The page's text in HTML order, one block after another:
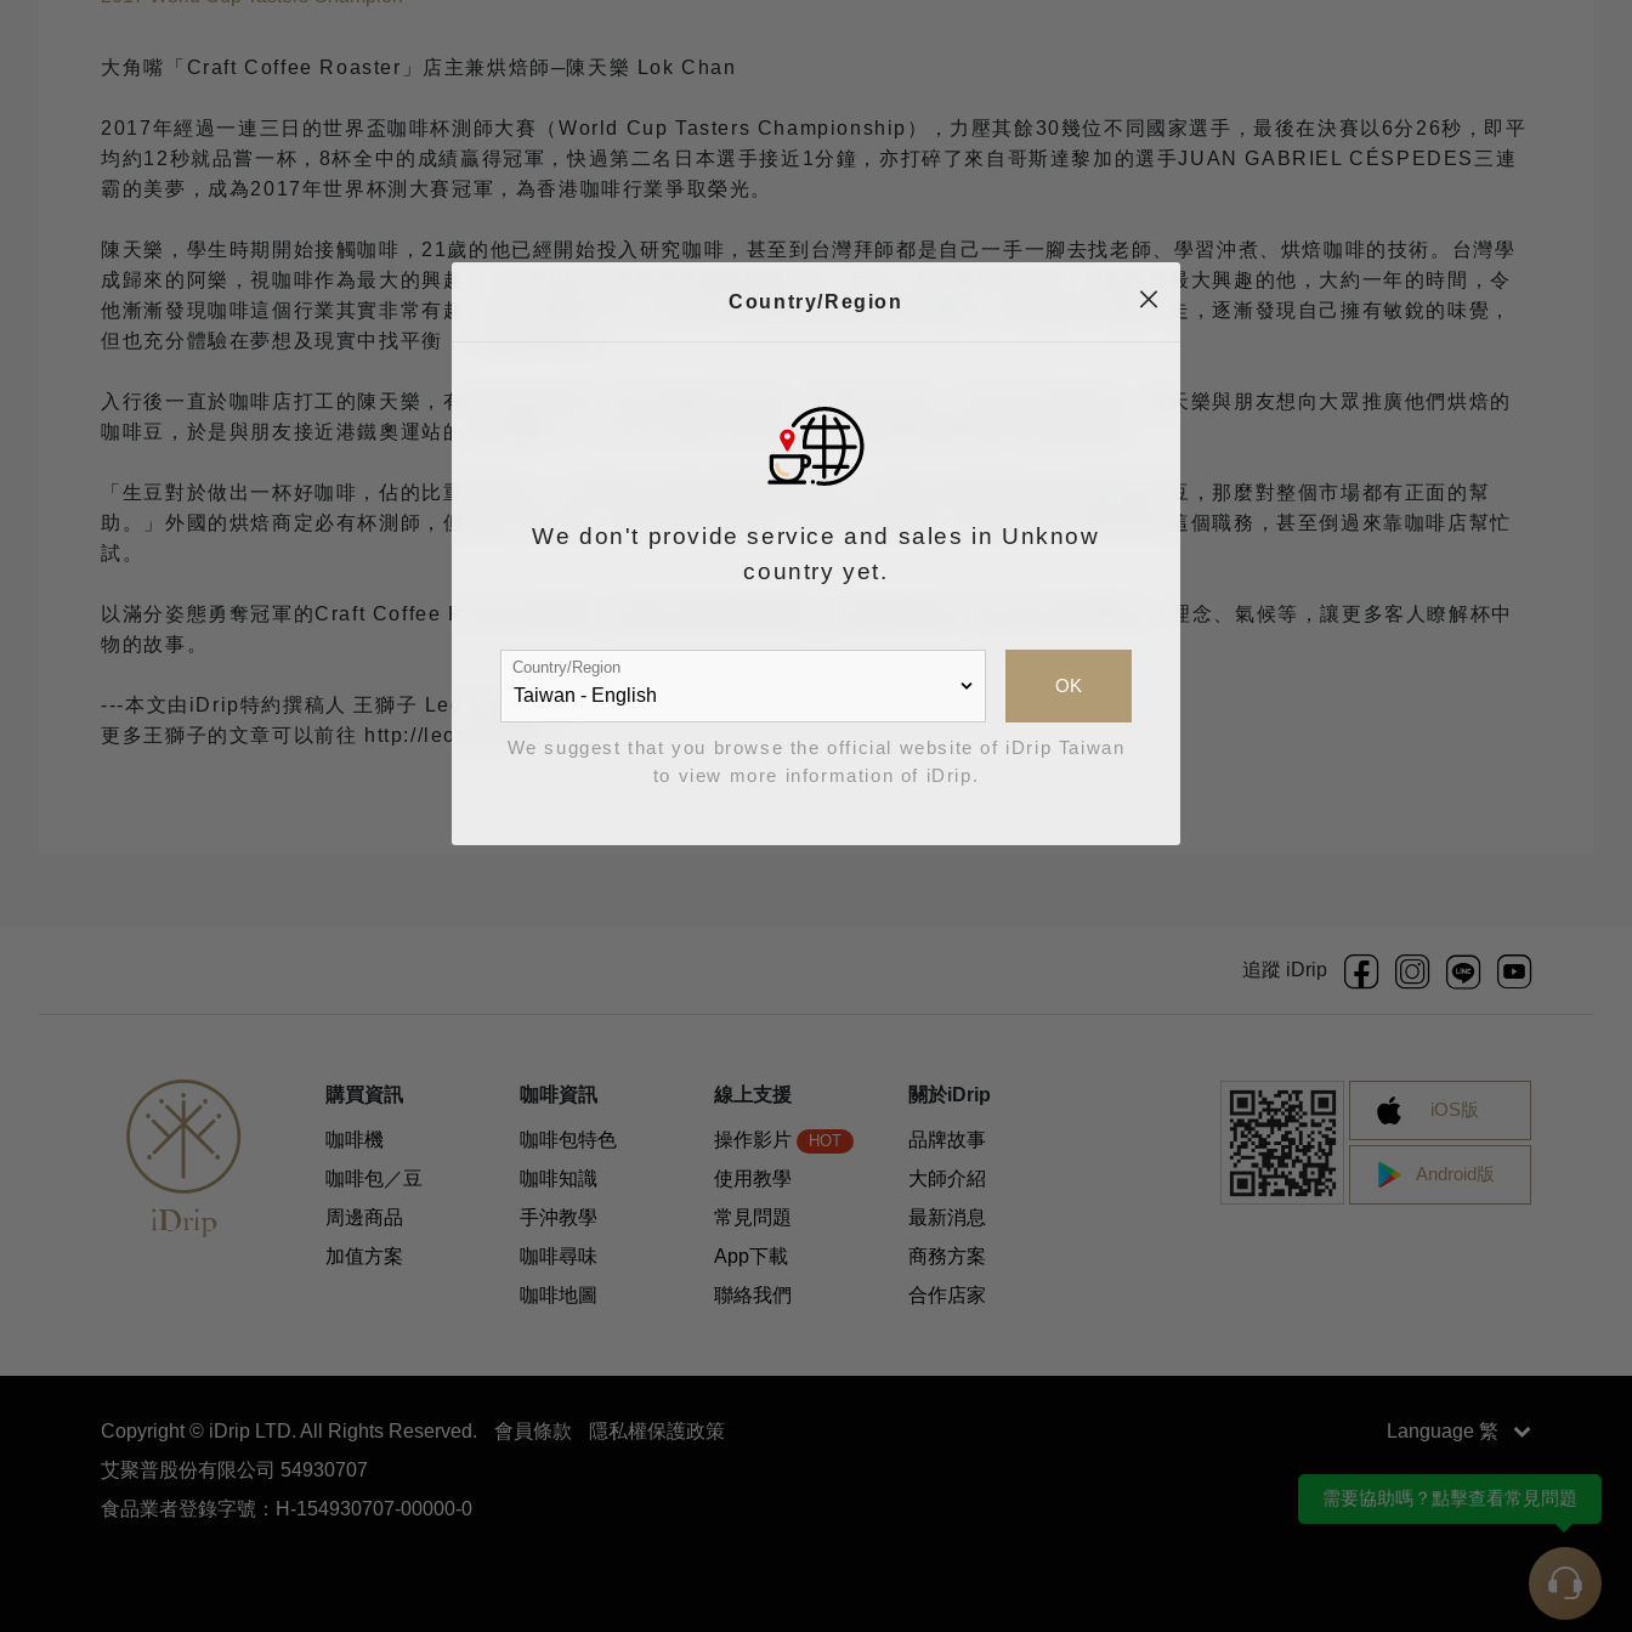
大角嘴「Craft Coffee Roaster」店主兼烘焙師─陳天樂 Lok Chan
2017年經過一連三日的世界盃咖啡杯測師大賽（World Cup Tasters Championship），力壓其餘30幾位不同國家選手，最後在決賽以6分26秒，即平
均約12秒就品嘗一杯，8杯全中的成績贏得冠軍，快過第二名日本選手接近1分鐘，亦打碎了來自哥斯達黎加的選手JUAN GABRIEL CÉSPEDES三連
霸的美夢，成為2017年世界杯測大賽冠軍，為香港咖啡行業爭取榮光。
陳天樂，學生時期開始接觸咖啡，21歲的他已經開始投入研究咖啡，甚至到台灣拜師都是自己一手一腳去找老師、學習沖煮、烘焙咖啡的技術。台灣學
成歸來的阿樂，視咖啡作為最大的興趣，並沒有因此而直接投身咖啡相關行業，反而一直從事印刷行業。以咖啡為最大興趣的他，大約一年的時間，令
他漸漸發現咖啡這個行業其實非常有趣，便決定辭職入行。由印刷專業轉換跑道投身咖啡產業，為拓展烘豆業務奔走，逐漸發現自己擁有敏銳的味覺，
但也充分體驗在夢想及現實中找平衡，一點也不容易。
入行後一直於咖啡店打工的陳天樂，有時間便與朋友一起研究咖啡豆烘焙、沖煮技術等等，大約半年時間過去，陳天樂與朋友想向大眾推廣他們烘焙的
咖啡豆，於是與朋友接近港鐵奧運站的大角嘴開了「Craft Coffee Roaster」，就這麼樣阿樂成了咖啡店老闆。
「生豆對於做出一杯好咖啡，佔的比重其實好大。如果可以在源頭學習到更加多，或者可以拿到更加好品質的咖啡豆，那麼對整個市場都有正面的幫
助。」外國的烘焙商定必有杯測師，但香港市場太細，暫時未有人養得起一個全職杯測師，故很多烘焙師都要兼顧這個職務，甚至倒過來靠咖啡店幫忙
試。
以滿分姿態勇奪冠軍的Craft Coffee Roaster陳天樂，絲毫沒有冠軍的氣燄。正著手撰寫新一批生豆的莊園歷史、理念、氣候等，讓更多客人瞭解杯中
物的故事。
---本文由iDrip特約撰稿人 王獅子 Leo Sheng 撰文
更多王獅子的文章可以前往 http://leosheng.tw
需要協助嗎？點擊查看常見問題
追蹤 iDrip
購買資訊
咖啡機
咖啡包／豆
周邊商品
加值方案
咖啡資訊
咖啡包特色
咖啡知識
手沖教學
咖啡尋味
咖啡地圖
線上支援
操作影片 HOT
使用教學
常見問題
App下載
聯絡我們
關於iDrip
品牌故事
大師介紹
最新消息
商務方案
合作店家
iOS版
Android版
Copyright © iDrip LTD. All Rights Reserved. 會員條款
隱私權保護政策
艾聚普股份有限公司 54930707
食品業者登錄字號：H-154930707-00000-0
Language
Country/Region
We don't provide service and sales in Unknow
country yet.
Country/Region
OK
We suggest that you browse the official website of iDrip Taiwan
to view more information of iDrip.